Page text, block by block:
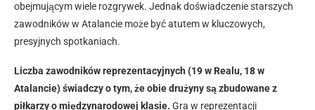
obejmującym wiele rozgrywek. Jednak doświadczenie starszych
zawodników w Atalancie może być atutem w kluczowych,
presyjnych spotkaniach.
Liczba zawodników reprezentacyjnych (19 w Realu, 18 w
Atalancie) świadczy o tym, że obie drużyny są zbudowane z
piłkarzy o międzynarodowej klasie. Gra w reprezentacji